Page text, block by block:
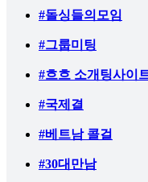
#돌싱들의모임
#그룹미팅
#흐흐 소개팅사이
#국제결
#베트남 콜걸
#30대만남